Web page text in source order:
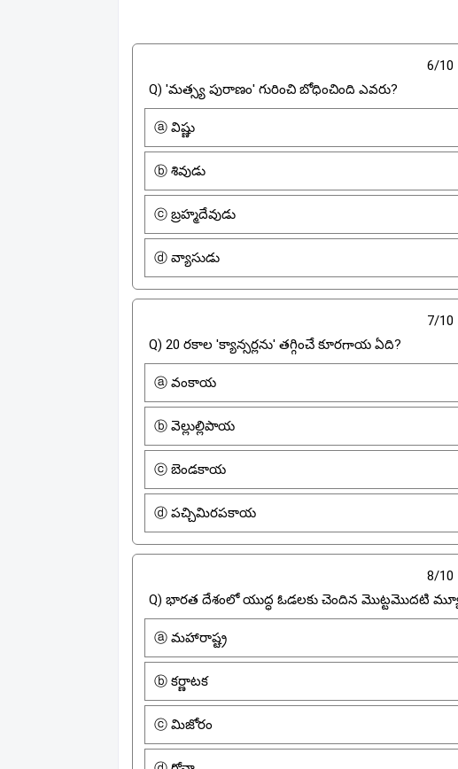
6/10
Q) 'మత్స్య పురాణం' గురించి బోధించింది ఎవరు?
ⓐ విష్ణు
ⓑ శివుడు
ⓒ బ్రహ్మదేవుడు
ⓓ వ్యాసుడు
7/10
Q) 20 రకాల 'క్యాన్సర్లను' తగ్గించే కూరగాయ ఏది?
ⓐ వంకాయ
ⓑ వెల్లుల్లిపాయ
ⓒ బెండకాయ
ⓓ పచ్చిమిరపకాయ
8/10
Q) భారత దేశంలో యుద్ధ ఓడలకు చెందిన మొట్టమొదటి
ⓐ మహారాష్ట్ర
ⓑ కర్ణాటక
ⓒ మిజోరం